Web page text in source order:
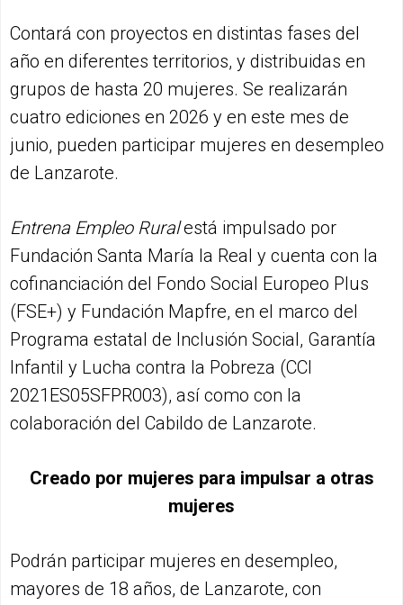
Contará con proyectos en distintas fases del
año en diferentes territorios, y distribuidas en
grupos de hasta 20 mujeres. Se realizarán
cuatro ediciones en 2026 y en este mes de
junio, pueden participar mujeres en desempleo
de Lanzarote.
Entrena Empleo Ruralestá impulsado por
Fundación Santa María la Real y cuenta con la
cofinanciación del Fondo Social Europeo Plus
(FSE+) y Fundación Mapfre, en el marco del
Programa estatal de Inclusión Social, Garantía
Infantil y Lucha contra la Pobreza (CCI
2021ES05SFPR003), así como con la
colaboración del Cabildo de Lanzarote.
Creado por mujeres para impulsar a otras
mujeres
Podrán participar mujeres en desempleo,
mayores de 18 años, de Lanzarote, con